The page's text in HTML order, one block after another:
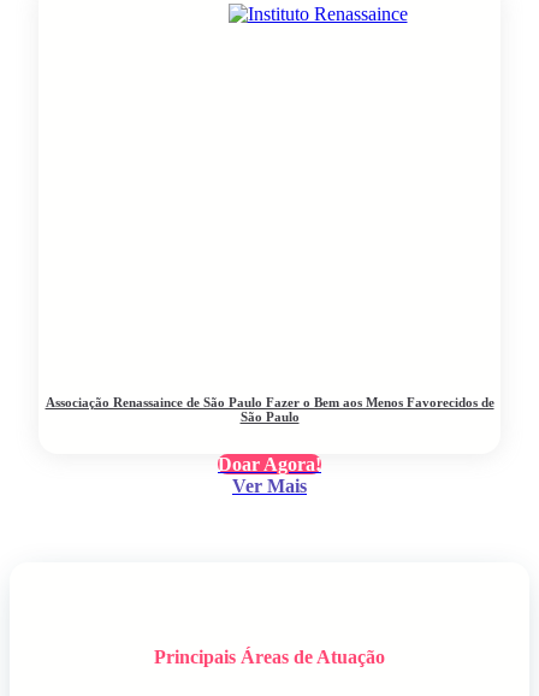
Associação Renassaince de São Paulo Fazer o Bem aos Menos Favorecidos de
São Paulo
Doar Agora!
Ver Mais
Principais Áreas de Atuação